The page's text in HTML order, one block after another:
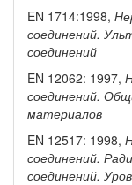
EN 1714:1998,
соединений.
соединений
EN 12062: 1997,
соединений.
материалов
EN 12517: 1998,
соединений.
соединений.